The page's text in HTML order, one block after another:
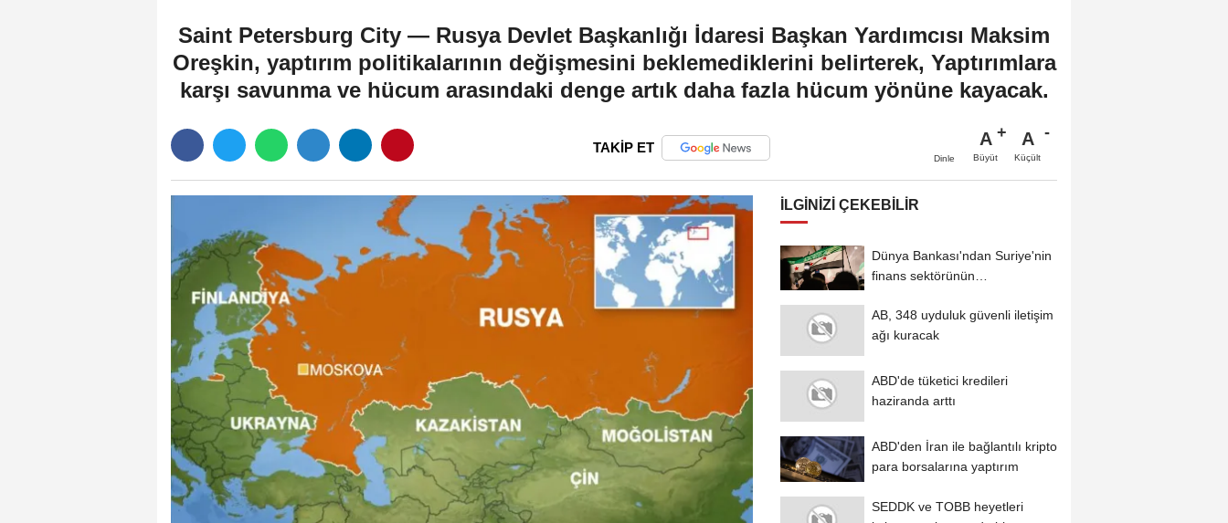
Saint Petersburg City — Rusya Devlet Başkanlığı İdaresi Başkan Yardımcısı Maksim
Oreşkin, yaptırım politikalarının değişmesini beklemediklerini belirterek, Yaptırımlara
karşı savunma ve hücum arasındaki denge artık daha fazla hücum yönüne kayacak.
TAKİP ET
Dinle
A
Büyüt
A
Küçült
İLGINIZI ÇEKEBILIR
Dünya Bankası'ndan Suriye'nin
finans sektörünün
AB, 348 uyduluk güvenli iletişim
ağı kuracak
ABD'de tüketici kredileri
haziranda arttı
ABD'den İran ile bağlantılı kripto
para borsalarına yaptırım
SEDDK ve TOBB heyetleri